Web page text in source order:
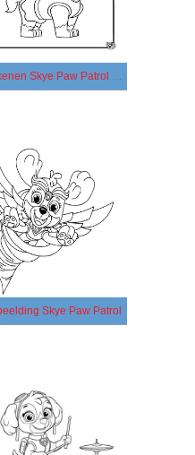
Tekenen Skye Paw Patrol gratis afdrukbaar eenvoudig
Skye Paw Patrol